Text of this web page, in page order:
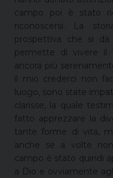
campo poi è stato
riconoscersi. La
prospettiva che si
permette di vivere il
ancora più
il mio crederci non
luogo, sono state
clarisse, la quale
fatto apprezzare la
tante forme di vita,
anche se a volte
campo è stato quindi
a Dio e ovviamente